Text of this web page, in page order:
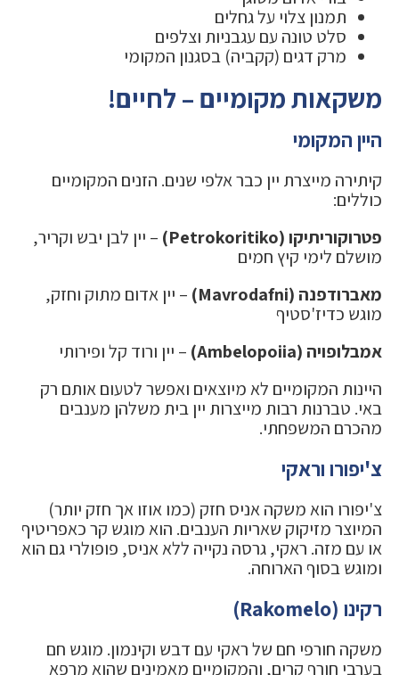
תמנון צלוי על גחלים
סלט טונה עם עגבניות וצלפים
מרק דגים (קקביה) בסגנון המקומי
משקאות מקומיים – לחיים!
היין המקומי
קיתירה מייצרת יין כבר אלפי שנים. הזנים המקומיים
כוללים:
פטרוקוריתיקו (Petrokoritiko)
– יין לבן יבש וקריר,
מושלם לימי קיץ חמים
מאברודפנה (Mavrodafni)
– יין אדום מתוק וחזק,
מוגש כדיז'סטיף
אמבלופויה (Ambelopoiia)
– יין ורוד קל ופירותי
היינות המקומיים לא מיוצאים ואפשר לטעום אותם רק
באי. טברנות רבות מייצרות יין בית משלהן מענבים
מהכרם המשפחתי.
צ'יפורו וראקי
צ'יפורו הוא משקה אניס חזק (כמו אוזו אך חזק יותר)
המיוצר מזיקוק שאריות הענבים. הוא מוגש קר כאפריטיף
או עם מזה. ראקי, גרסה נקייה ללא אניס, פופולרי גם הוא
ומוגש בסוף הארוחה.
רקינו (Rakomelo)
משקה חורפי חם של ראקי עם דבש וקינמון. מוגש חם
בערבי חורף קרים, והמקומיים מאמינים שהוא מרפא